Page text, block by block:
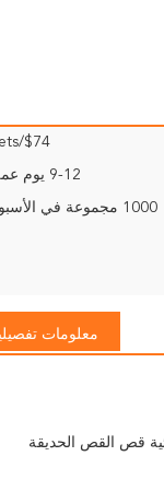
$74/Sets
9-12 يوم عمل
1000 مجموعة في الأسبوع
معلومات